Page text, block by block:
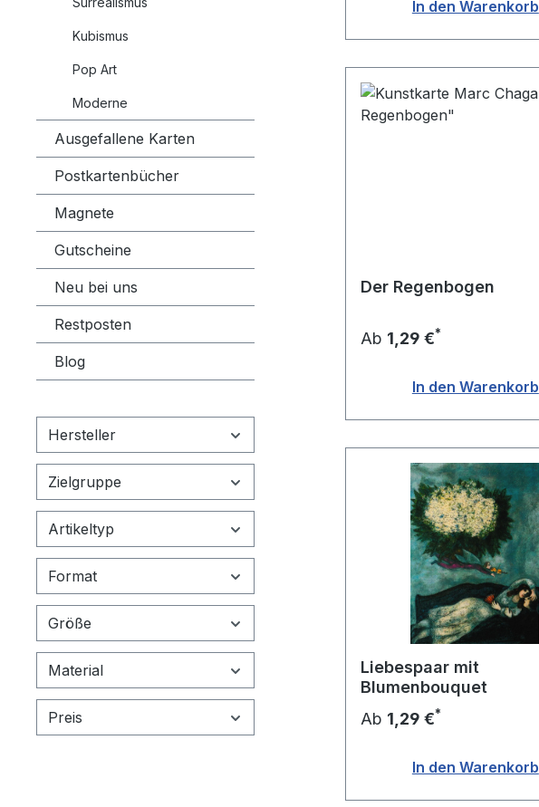
Kubismus
Pop Art
Moderne
Ausgefallene Karten
Postkartenbücher
Magnete
Gutscheine
Neu bei uns
Restposten
Blog
Hersteller
Zielgruppe
Artikeltyp
Format
Größe
Material
Preis
In den Warenkorb
Der Regenbogen
Ab 1,29 €*
In den Warenkorb
Liebespaar mit
Blumenbouquet
Ab 1,29 €*
In den Warenkorb